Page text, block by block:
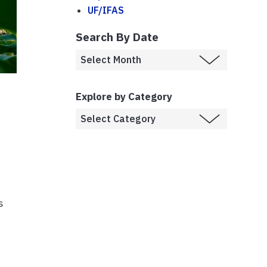
UF/IFAS
Search By Date
Explore by Category